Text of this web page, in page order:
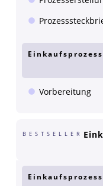
Vorbereitung
BESTSELLER